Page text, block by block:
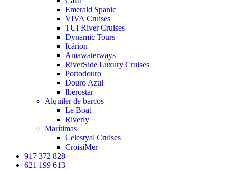
Emerald Spanic
VIVA Cruises
TUI River Cruises
Dynamic Tours
Icárion
Amawaterways
RiverSide Luxury Cruises
Portodouro
Douro Azul
Iberostar
Alquiler de barcos
Le Boat
Riverly
Marítimas
Celestyal Cruises
CroisiMer
917 372 828
621 199 613